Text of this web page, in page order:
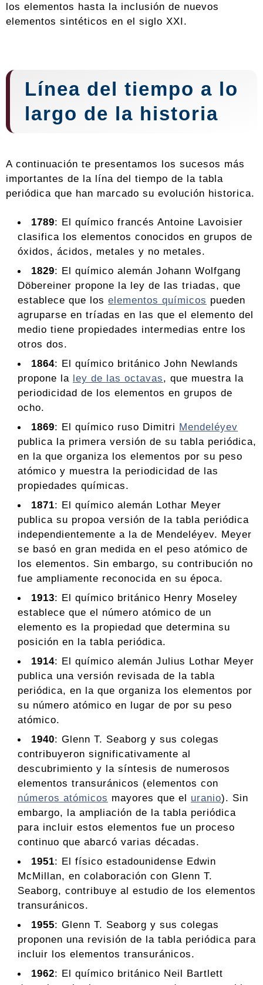
los elementos hasta la inclusión de nuevos
elementos sintéticos en el siglo XXI.
Línea del tiempo a lo
largo de la historia
A continuación te presentamos los sucesos más
importantes de la lína del tiempo de la tabla
periódica que han marcado su evolución historica.
1789: El químico francés Antoine Lavoisier
clasifica los elementos conocidos en grupos de
óxidos, ácidos, metales y no metales.
1829: El químico alemán Johann Wolfgang
Döbereiner propone la ley de las triadas, que
establece que los elementos químicos pueden
agruparse en tríadas en las que el elemento del
medio tiene propiedades intermedias entre los
otros dos.
1864: El químico británico John Newlands
propone la ley de las octavas, que muestra la
periodicidad de los elementos en grupos de
ocho.
1869: El químico ruso Dimitri Mendeléyev
publica la primera versión de su tabla periódica,
en la que organiza los elementos por su peso
atómico y muestra la periodicidad de las
propiedades químicas.
1871: El químico alemán Lothar Meyer
publica su propoa versión de la tabla periódica
independientemente a la de Mendeléyev. Meyer
se basó en gran medida en el peso atómico de
los elementos. Sin embargo, su contribución no
fue ampliamente reconocida en su época.
1913: El químico británico Henry Moseley
establece que el número atómico de un
elemento es la propiedad que determina su
posición en la tabla periódica.
1914: El químico alemán Julius Lothar Meyer
publica una versión revisada de la tabla
periódica, en la que organiza los elementos por
su número atómico en lugar de por su peso
atómico.
1940: Glenn T. Seaborg y sus colegas
contribuyeron significativamente al
descubrimiento y la síntesis de numerosos
elementos transuránicos (elementos con
números atómicos mayores que el uranio). Sin
embargo, la ampliación de la tabla periódica
para incluir estos elementos fue un proceso
continuo que abarcó varias décadas.
1951: El físico estadounidense Edwin
McMillan, en colaboración con Glenn T.
Seaborg, contribuye al estudio de los elementos
transuránicos.
1955: Glenn T. Seaborg y sus colegas
proponen una revisión de la tabla periódica para
incluir los elementos transuránicos.
1962: El químico británico Neil Bartlett